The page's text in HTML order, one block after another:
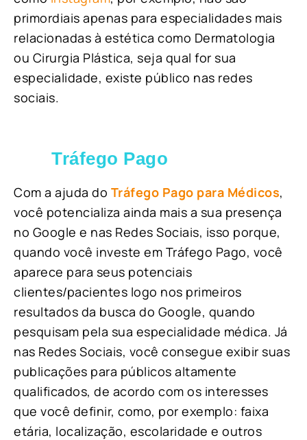
primordiais apenas para especialidades mais
relacionadas à estética como Dermatologia
ou Cirurgia Plástica, seja qual for sua
especialidade, existe público nas redes
sociais.
Tráfego Pago
Com a ajuda do Tráfego Pago para Médicos,
você potencializa ainda mais a sua presença
no Google e nas Redes Sociais, isso porque,
quando você investe em Tráfego Pago, você
aparece para seus potenciais
clientes/pacientes logo nos primeiros
resultados da busca do Google, quando
pesquisam pela sua especialidade médica. Já
nas Redes Sociais, você consegue exibir suas
publicações para públicos altamente
qualificados, de acordo com os interesses
que você definir, como, por exemplo: faixa
etária, localização, escolaridade e outros